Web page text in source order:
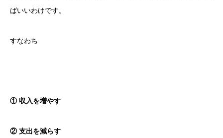
ばいいわけです。
すなわち
① 収入を増やす
② 支出を減らす